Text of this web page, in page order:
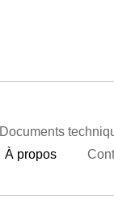
Documents
À propos